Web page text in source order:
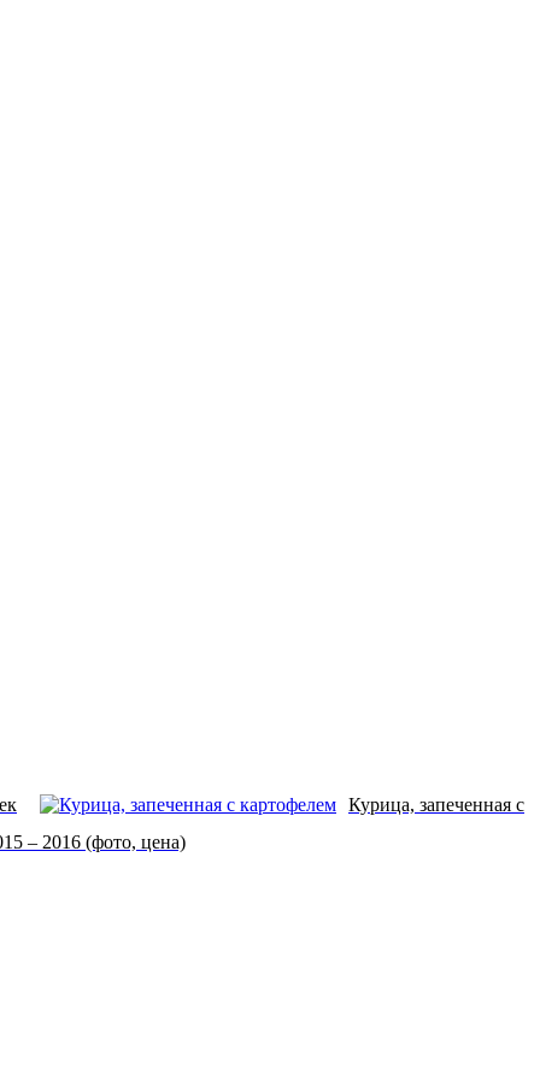
Курица, запеченная с
– 2016 (фото, цена)